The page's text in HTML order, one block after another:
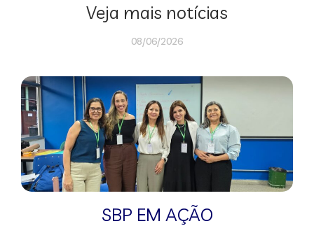
Veja mais notícias
08/06/2026
SBP EM AÇÃO